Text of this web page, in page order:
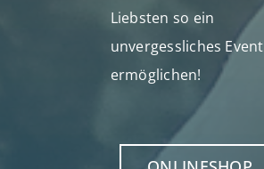
Liebsten so ein
unvergessliches Event
ermöglichen!